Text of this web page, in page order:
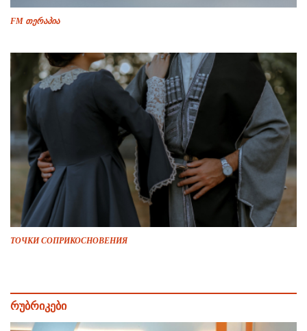
FM თერაპია
ТОЧКИ СОПРИКОСНОВЕНИЯ
რუბრიკები